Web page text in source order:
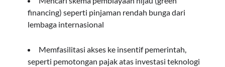
financing) seperti pinjaman rendah bunga dari
lembaga internasional
Memfasilitasi akses ke insentif pemerintah,
seperti pemotongan pajak atas investasi teknologi